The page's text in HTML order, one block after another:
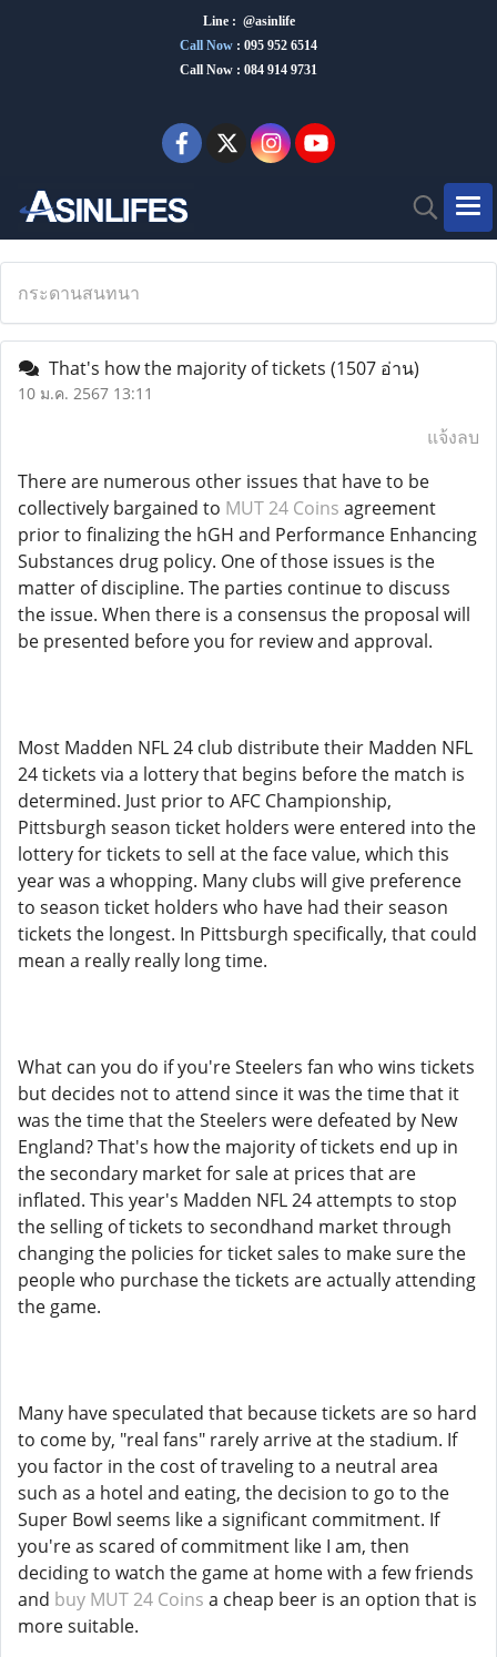
Line : @asinlife
Call Now : 095 952 6514
Call Now : 084 914 9731
กระดานสนทนา
That's how the majority of tickets (1507 อ่าน)
10 ม.ค. 2567 13:11
แจ้งลบ
There are numerous other issues that have to be
collectively bargained to MUT 24 Coins agreement
prior to finalizing the hGH and Performance Enhancing
Substances drug policy. One of those issues is the
matter of discipline. The parties continue to discuss
the issue. When there is a consensus the proposal will
be presented before you for review and approval.
Most Madden NFL 24 club distribute their Madden NFL
24 tickets via a lottery that begins before the match is
determined. Just prior to AFC Championship,
Pittsburgh season ticket holders were entered into the
lottery for tickets to sell at the face value, which this
year was a whopping. Many clubs will give preference
to season ticket holders who have had their season
tickets the longest. In Pittsburgh specifically, that could
mean a really really long time.
What can you do if you're Steelers fan who wins tickets
but decides not to attend since it was the time that it
was the time that the Steelers were defeated by New
England? That's how the majority of tickets end up in
the secondary market for sale at prices that are
inflated. This year's Madden NFL 24 attempts to stop
the selling of tickets to secondhand market through
changing the policies for ticket sales to make sure the
people who purchase the tickets are actually attending
the game.
Many have speculated that because tickets are so hard
to come by, "real fans" rarely arrive at the stadium. If
you factor in the cost of traveling to a neutral area
such as a hotel and eating, the decision to go to the
Super Bowl seems like a significant commitment. If
you're as scared of commitment like I am, then
deciding to watch the game at home with a few friends
and buy MUT 24 Coins a cheap beer is an option that is
more suitable.